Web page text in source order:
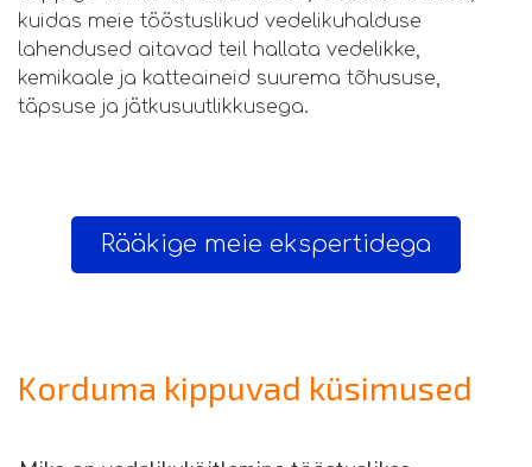
kuidas meie tööstuslikud vedelikuhalduse
lahendused aitavad teil hallata vedelikke,
kemikaale ja katteaineid suurema tõhususe,
täpsuse ja jätkusuutlikkusega.
Rääkige meie ekspertidega
Korduma kippuvad küsimused